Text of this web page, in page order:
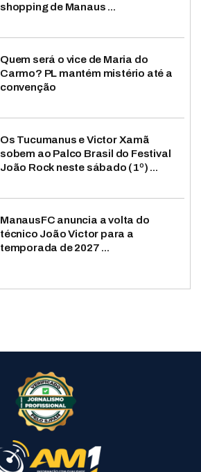
shopping de Manaus ...
Quem será o vice de Maria do
Carmo? PL mantém mistério até a
convenção
Os Tucumanus e Victor Xamã
sobem ao Palco Brasil do Festival
João Rock neste sábado (1º) ...
ManausFC anuncia a volta do
técnico João Victor para a
temporada de 2027 ...